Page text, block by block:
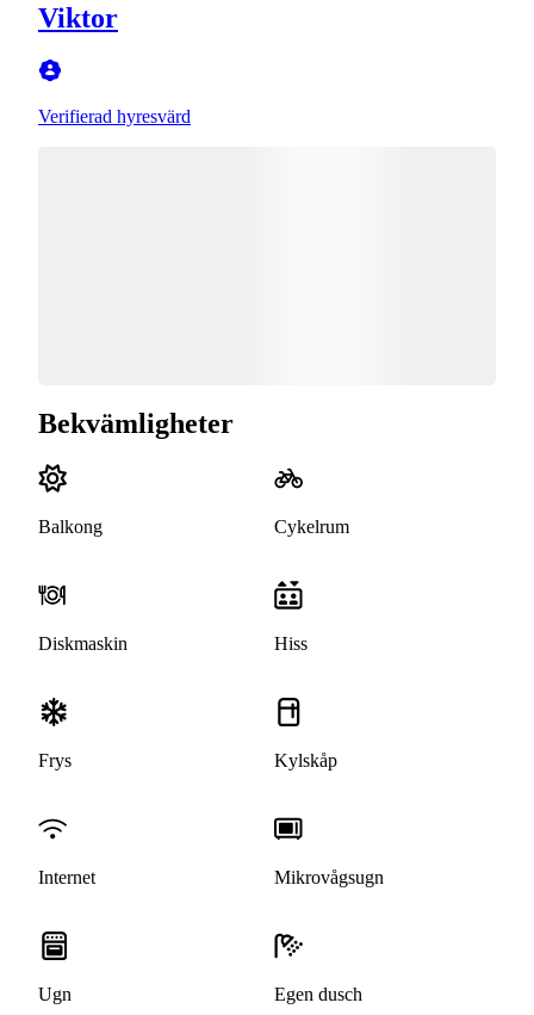
Viktor
Verifierad hyresvärd
Bekvämligheter
Balkong Cykelrum
Diskmaskin Hiss
Frys Kylskåp
Internet Mikrovågsugn
Ugn Egen dusch